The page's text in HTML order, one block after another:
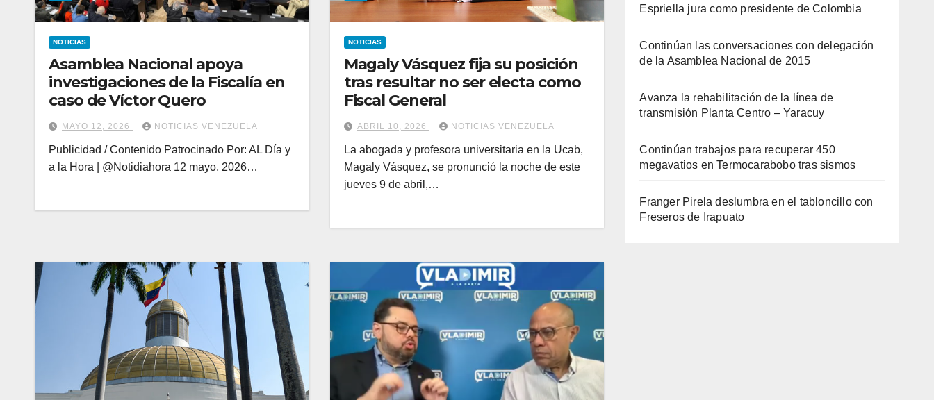
NOTICIAS
Asamblea Nacional apoya
investigaciones de la Fiscalía en
caso de Víctor Quero
MAYO 12, 2026 NOTICIAS VENEZUELA
Publicidad / Contenido Patrocinado Por: AL Día y
a la Hora | @Notidiahora 12 mayo, 2026…
NOTICIAS
Magaly Vásquez fija su posición
tras resultar no ser electa como
Fiscal General
ABRIL 10, 2026 NOTICIAS VENEZUELA
La abogada y profesora universitaria en la Ucab,
Magaly Vásquez, se pronunció la noche de este
jueves 9 de abril,…
Espriella jura como presidente de Colombia
Continúan las conversaciones con delegación
de la Asamblea Nacional de 2015
Avanza la rehabilitación de la línea de
transmisión Planta Centro – Yaracuy
Continúan trabajos para recuperar 450
megavatios en Termocarabobo tras sismos
Franger Pirela deslumbra en el tabloncillo con
Freseros de Irapuato